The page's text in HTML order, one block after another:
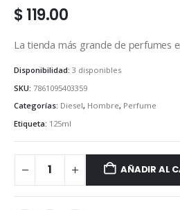
$119.00
La tienda más grande de perfumes
Disponibilidad: 3 disponibles
SKU: 7861095403359
Categorías: Diesel, Hombre, Perfume
Etiqueta: 125ml
AÑADIR AL